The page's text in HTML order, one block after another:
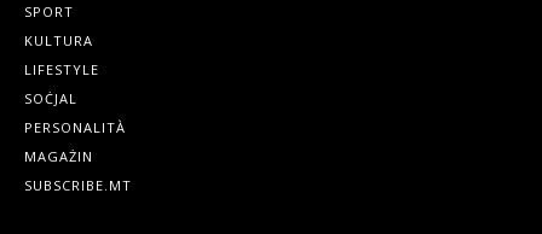
SPORT
KULTURA
LIFESTYLE
SOĊJAL
PERSONALITÀ
MAGAŻIN
SUBSCRIBE.MT